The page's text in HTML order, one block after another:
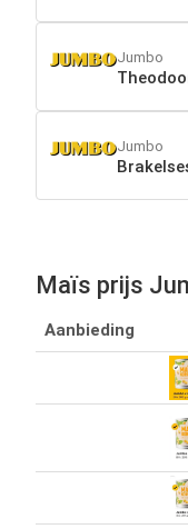
Jumbo
Jumbo
Maïs prijs
Aanbieding